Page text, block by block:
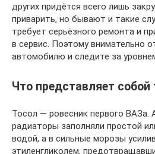
других придётся всего лишь
приварить, но бывают и такие
требует серьёзного ремонта и
в сервис. Поэтому внимательно
автомобилю и следите за
Что представляет собой
Тосол — ровесник первого ВАЗа.
радиаторы заполняли простой
водой, а в сильные морозы
этиленгликолем,